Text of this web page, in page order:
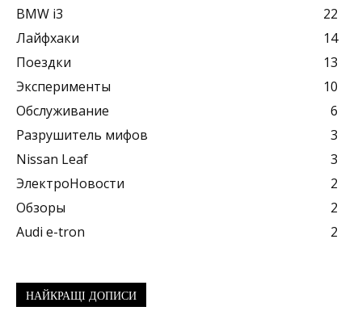
BMW i3
22
Лайфхаки
14
Поездки
13
Эксперименты
10
Обслуживание
6
Разрушитель мифов
3
Nissan Leaf
3
ЭлектроНовости
2
Обзоры
2
Audi e-tron
2
НАЙКРАЩІ ДОПИСИ